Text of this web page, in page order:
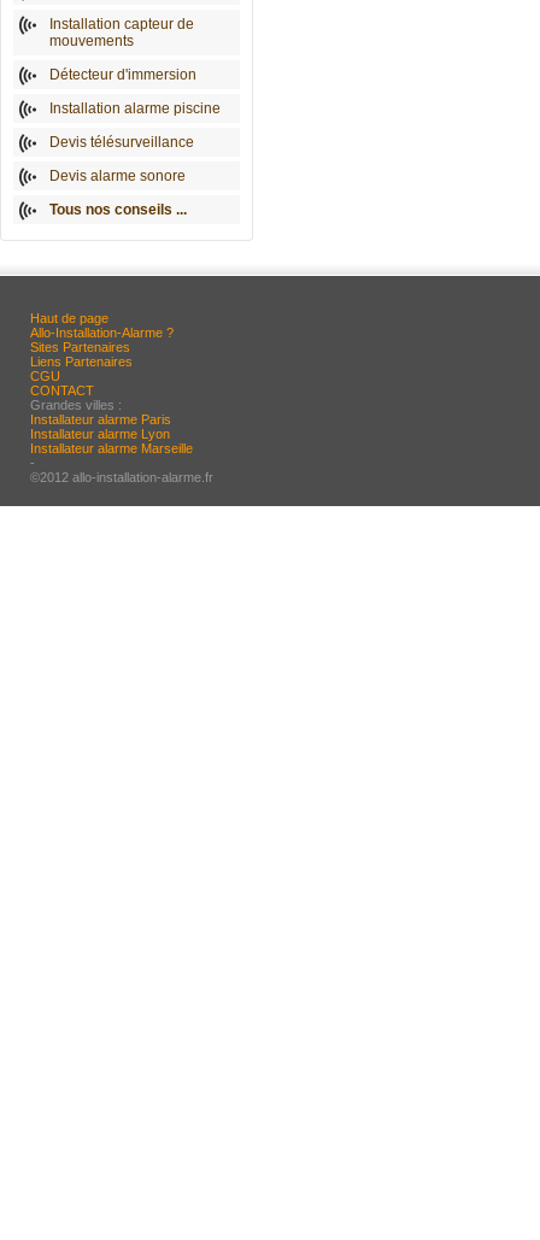
Installation capteur de
mouvements
Détecteur d'immersion
Installation alarme piscine
Devis télésurveillance
Devis alarme sonore
Tous nos conseils ...
Haut de page
Allo-Installation-Alarme ?
Sites Partenaires
Liens Partenaires
CGU
CONTACT
Grandes villes :
Installateur alarme Paris
Installateur alarme Lyon
Installateur alarme Marseille
-
©2012 allo-installation-alarme.fr